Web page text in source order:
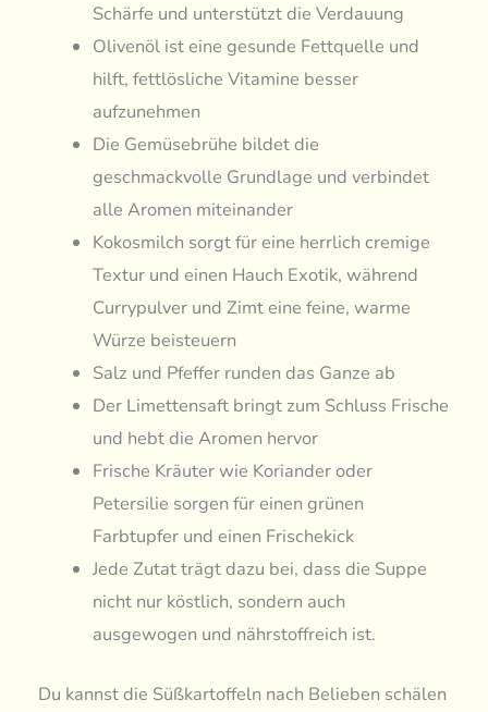
Schärfe und unterstützt die Verdauung
Olivenöl ist eine gesunde Fettquelle und
hilft, fettlösliche Vitamine besser
aufzunehmen
Die Gemüsebrühe bildet die
geschmackvolle Grundlage und verbindet
alle Aromen miteinander
Kokosmilch sorgt für eine herrlich cremige
Textur und einen Hauch Exotik, während
Currypulver und Zimt eine feine, warme
Würze beisteuern
Salz und Pfeffer runden das Ganze ab
Der Limettensaft bringt zum Schluss Frische
und hebt die Aromen hervor
Frische Kräuter wie Koriander oder
Petersilie sorgen für einen grünen
Farbtupfer und einen Frischekick
Jede Zutat trägt dazu bei, dass die Suppe
nicht nur köstlich, sondern auch
ausgewogen und nährstoffreich ist.
Du kannst die Süßkartoffeln nach Belieben schälen